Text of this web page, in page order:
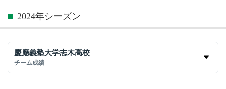
2024年シーズン
慶應義塾大学志木高校
チーム成績